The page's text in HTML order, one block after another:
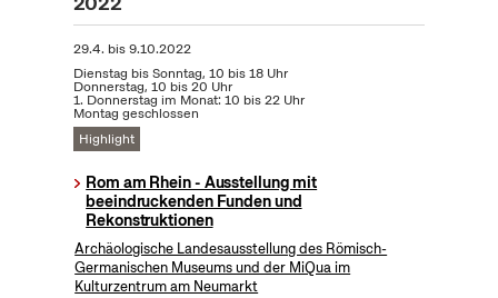
29.4. bis9.10.2022
Dienstag bis Sonntag, 10 bis 18 Uhr
Donnerstag, 10 bis 20 Uhr
1. Donnerstag im Monat: 10 bis 22 Uhr
Montag geschlossen
Highlight
Rom am Rhein - Ausstellung mit
beeindruckenden Funden und
Rekonstruktionen
Archäologische Landesausstellung des Römisch-
Germanischen Museums und der MiQua im
Kulturzentrum am Neumarkt